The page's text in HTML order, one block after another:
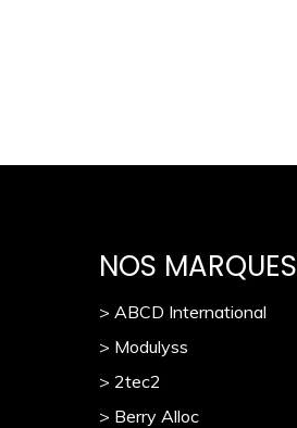
NOS MARQUES
> ABCD International
> Modulyss
> 2tec2
> Berry Alloc